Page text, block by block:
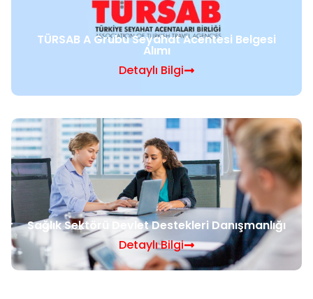
TÜRSAB A Grubu Seyahat Acentesi Belgesi
Alımı
Detaylı Bilgi
Sağlık Sektörü Devlet Destekleri Danışmanlığı
Detaylı Bilgi